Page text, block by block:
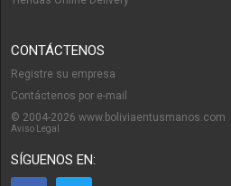
CONTÁCTENOS
Registre su empresa
Contáctenos por e-mail
© 2004-2026 www.boliviaentusmanos.com
Aviso Legal
SÍGUENOS EN: